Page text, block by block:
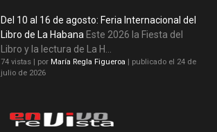
Del 10 al 16 de agosto: Feria Internacional del
Libro de La Habana Este 2026 la Fiesta del
Libro y la lectura de La H...
74 vistas | por María Regla Figueroa | publicado el 24 de
julio de 2026